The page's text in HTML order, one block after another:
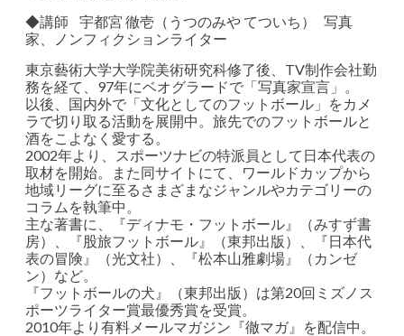
◆講師 宇都宮 徹壱（うつのみや てついち） 写真
家、ノンフィクションライター
東京藝術大学大学院美術研究科修了後、TV制作会社勤
務を経て、97年にベオグラードで「写真家宣言」。
以後、国内外で「文化としてのフットボール」をカメ
ラで切り取る活動を展開中。旅先でのフットボールと
酒をこよなく愛する。
2002年より、スポーツナビの特派員として日本代表の
取材を開始。また同サイトにて、ワールドカップから
地域リーグに至るさまざまなジャンルやカテゴリーの
コラムを執筆中。
主な著書に、『ディナモ・フットボール』（みすず書
房）、『股旅フットボール』（東邦出版）、『日本代
表の冒険』（光文社）、『松本山雅劇場』（カンゼ
ン）など。
『フットボールの犬』（東邦出版）は第20回ミズノス
ポーツライター賞最優秀賞を受賞。
2010年より有料メールマガジン『徹マガ』を配信中。